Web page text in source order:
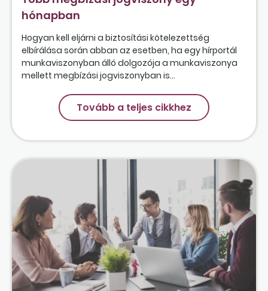
hónapban
Hogyan kell eljárni a biztosítási kötelezettség
elbírálása során abban az esetben, ha egy hírportál
munkaviszonyban álló dolgozója a munkaviszonya
mellett megbízási jogviszonyban is...
Tovább a teljes cikkhez